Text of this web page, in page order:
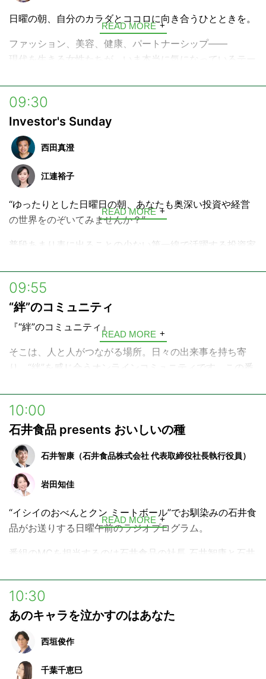
日曜の朝、自分のカラダとココロに向き合うひとときを。
ファッション、美容、健康、パートナーシップ――
現代を生きる女性たちが、いま本当に気になっているテー
ム。
さまざまなライフステージを経験してきた梅宮アンナの視
点とリアルな体験談を通して、毎日を健やかに、前向きに
生きるきっかけをお届けします。
READ MORE
09:30
Investor's Sunday
西田真澄
江連裕子
“ゆったりとした日曜日の朝、あなたも奥深い投資や経営
の世界をのぞいてみませんか？”
普段あまり表に出ることの少ない第一線で活躍する投資家
内容から会社経営におけるノウハウ、日本市場の課題、注
目の経済ニュースまで深堀り！
他では聞けない切れ味鋭い経済トークをお送りします。
投資家（アクティビスト）は、投資先の企業と“対話“する
ことにより企業価値（株価）を高める”エンゲージメン
ト“を行います。
りながら、同時に日本市場も活性化する、そんな意義深く
ダイナミックな投資家の世界をご紹介します。
今の時代を生き抜く経営のヒントも満載です。
この番組を聴けば、明日から世界の見え方が少し変わるか
も知れません。
＊この番組では企業や株主に関する情報を提供しておりますが、投資その他
READ MORE
09:55
“絆”のコミュニティ
『“絆”のコミュニティ』
そこは、人と人がつながる場所。日々の出来事を持ち寄
り、“絆”を感じ合うオンラインコミュニティです。この番
基にしたラジオドラマです。今週は、どんな声が聴こえて
くるでしょうか。そっと耳をすませてみましょう！
あなたの思いが誰かにつながる。ぜひあなたの声もお寄せ
ください。“絆”のコミュニティはみなさんのご参加をお待
ちしております。
---
“絆”のコミュニティ
https://www.beach.jp/community/KIZUNA/index
“絆”をテーマに交流したり、企業や自治体とのコラボレー
ションアイデアを募集したりしています。
READ MORE
10:00
石井食品 presents おいしいの種
石井智康（石井食品株式会社 代表取締役社長執行役員）
岩田知佳
“イシイのおべんとクン ミートボール”でお馴染みの石井食
品がお送りする日曜午前のラジオプログラム。
番組のMCを担当するのは石井食品の社長 石井智康と石井
毎回多彩なゲストをお迎えし、日々の食の楽しさや大切
さ、食のこだわり、そして親子で受け継いでいきたい食文
化についてトーク。耳を傾ければ、あなたの毎日に彩りを
添える“おいしい”の種がきっと見つかるはず！
READ MORE
10:30
あのキャラを泣かすのはあなた
西垣俊作
千葉千恵巳